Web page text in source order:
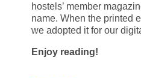
hostels’ member
name. When the printed
we adopted it for our
Enjoy reading!